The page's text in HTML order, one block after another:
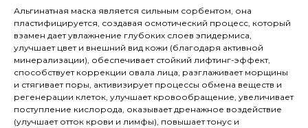
Альгинатная маска является сильным сорбентом, она
пластифицируется, создавая осмотический процесс, который
взамен дает увлажнение глубоких слоев эпидермиса,
улучшает цвет и внешний вид кожи (благодаря активной
минерализации), обеспечивает стойкий лифтинг-эффект,
способствует коррекции овала лица, разглаживает морщины
и стягивает поры, активизирует процессы обмена веществ и
регенерации клеток, улучшает кровообращение, увеличивает
поступление кислорода, оказывает дренажное воздействие
(улучшает отток крови и лимфы), повышает тонус и